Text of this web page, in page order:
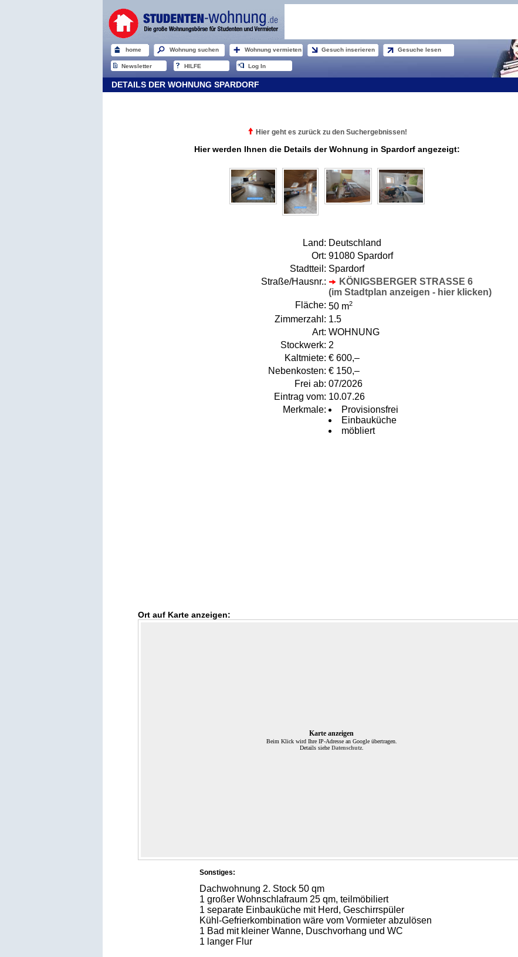
home Wohnung suchen Wohnung vermieten Gesuch inserieren Gesuche lesen
Newsletter HILFE Log In
DETAILS DER WOHNUNG SPARDORF
Hier geht es zurück zu den Suchergebnissen!
Hier werden Ihnen die Details der Wohnung in Spardorf angezeigt:
Land: Deutschland
Ort: 91080 Spardorf
Stadtteil: Spardorf
Straße/Hausnr.:
KÖNIGSBERGER STRASSE 6
(im Stadtplan anzeigen - hier klicken)
Fläche: 50 m2
Zimmerzahl: 1.5
Art: WOHNUNG
Stockwerk: 2
Kaltmiete: € 600,–
Nebenkosten: € 150,–
Frei ab: 07/2026
Eintrag vom: 10.07.26
Merkmale:
Provisionsfrei
Einbauküche
möbliert
Ort auf Karte anzeigen:
Karte anzeigen
Beim Klick wird Ihre IP-Adresse an Google übertragen.
Details siehe Datenschutz.
Sonstiges:
Dachwohnung 2. Stock 50 qm
1 großer Wohnschlafraum 25 qm, teilmöbiliert
1 separate Einbauküche mit Herd, Geschirrspüler
Kühl-Gefrierkombination wäre vom Vormieter abzulösen
1 Bad mit kleiner Wanne, Duschvorhang und WC
1 langer Flur